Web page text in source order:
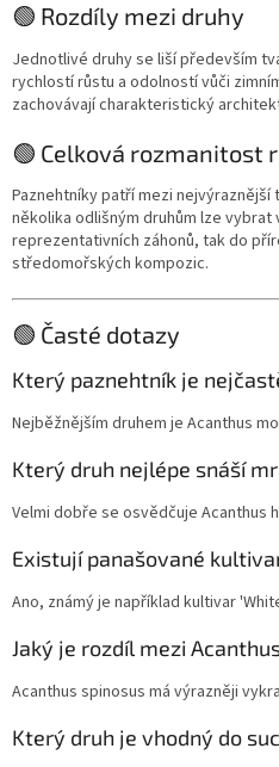
🟢 Rozdíly mezi druhy
Jednotlivé druhy se liší především
rychlostí růstu a odolností vůči
zachovávají charakteristický
🟢 Celková rozmanitost
Paznehtníky patří mezi
několika odlišným druhům lze vybrat
reprezentativních záhonů, tak do
středomořských kompozic.
🟢 Časté dotazy
Který paznehtník je
Nejběžnějším druhem je Acanthus
Který druh nejlépe snáší
Velmi dobře se osvědčuje Acanthus
Existují panašované
Ano, známý je například kultivar
Jaký je rozdíl mezi
Acanthus spinosus má výrazněji
Který druh je vhodný do